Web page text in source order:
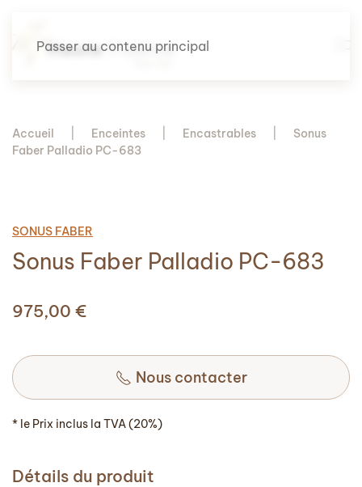
Passer au contenu principal
Accueil Enceintes Encastrables
Sonus
Faber Palladio PC-683
SONUS FABER
Sonus Faber Palladio PC-683
975,00 €
Nous contacter
* le Prix inclus la TVA (20%)
Détails du produit